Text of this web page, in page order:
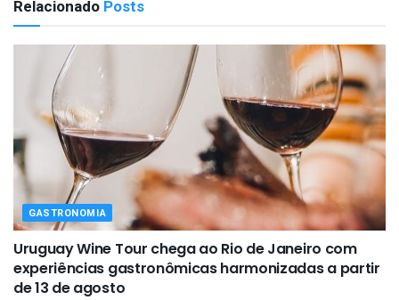
Relacionado Posts
GASTRONOMIA
Uruguay Wine Tour chega ao Rio de Janeiro com
experiências gastronômicas harmonizadas a partir
de 13 de agosto